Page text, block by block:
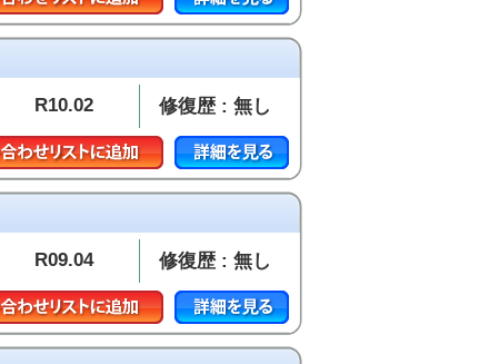
R10.02 修復歴 : 無し
R09.04 修復歴 : 無し